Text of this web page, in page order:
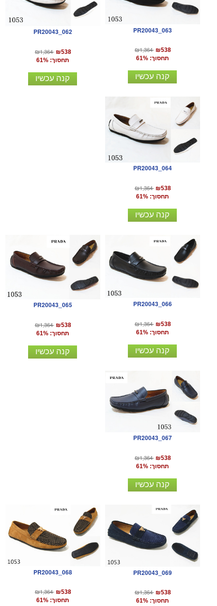
PR20043_062
₪1,364 ₪538
תחסוך: 61%
קנה עכשיו
PR20043_063
₪1,364 ₪538
תחסוך: 61%
קנה עכשיו
PR20043_064
₪1,364 ₪538
תחסוך: 61%
קנה עכשיו
PR20043_065
₪1,364 ₪538
תחסוך: 61%
קנה עכשיו
PR20043_066
₪1,364 ₪538
תחסוך: 61%
קנה עכשיו
PR20043_067
₪1,364 ₪538
תחסוך: 61%
קנה עכשיו
PR20043_068
₪1,364 ₪538
תחסוך: 61%
PR20043_069
₪1,364 ₪538
תחסוך: 61%